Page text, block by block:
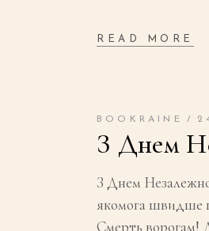
READ MORE
BOOKRAINE
З Днем
З Днем
якомога швидше
Смерть ворогам!